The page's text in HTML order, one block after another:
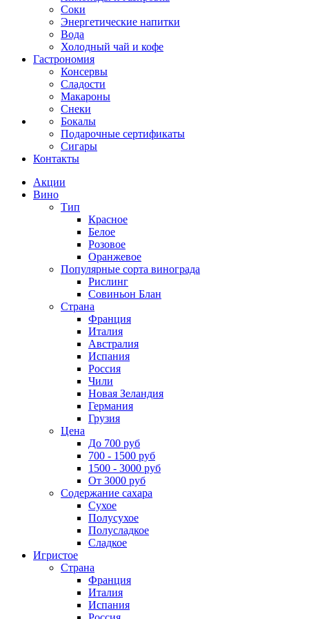
Соки
Энергетические напитки
Вода
Холодный чай и кофе
Гастрономия
Консервы
Сладости
Макароны
Снеки
Бокалы
Подарочные сертификаты
Сигары
Контакты
Акции
Вино
Тип
Красное
Белое
Розовое
Оранжевое
Популярные сорта винограда
Рислинг
Совиньон Блан
Страна
Франция
Италия
Австралия
Испания
Россия
Чили
Новая Зеландия
Германия
Грузия
Цена
До 700 руб
700 - 1500 руб
1500 - 3000 руб
От 3000 руб
Содержание сахара
Сухое
Полусухое
Полусладкое
Сладкое
Игристое
Страна
Франция
Италия
Испания